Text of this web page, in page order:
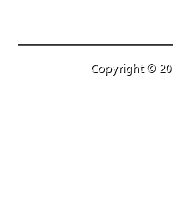
Copyright ©